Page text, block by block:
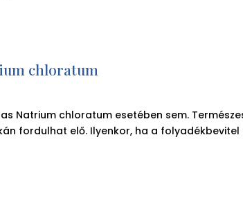
chloratum
Natrium chloratum esetében sem.
fordulhat elő. Ilyenkor, ha a